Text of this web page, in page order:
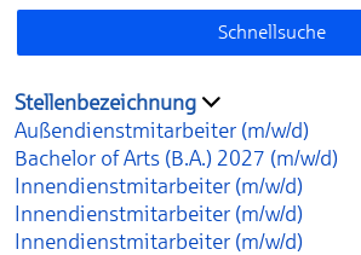
Schnellsuche
Stellenbezeichnung
Außendienstmitarbeiter (m/w/d)
Bachelor of Arts (B.A.) 2027 (m/w/d)
Innendienstmitarbeiter (m/w/d)
Innendienstmitarbeiter (m/w/d)
Innendienstmitarbeiter (m/w/d)